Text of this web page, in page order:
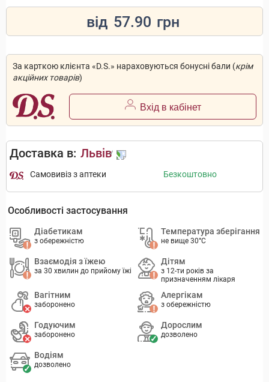
від 57.90 грн
За карткою клієнта «D.S.» нараховуються бонусні бали (крім
акційних товарів)
Вхід в кабінет
Доставка в: Львів
Самовивіз з аптеки Безкоштовно
Особливості застосування
Діабетикам
з обережністю
Температура зберігання
не вище 30°C
Взаємодія з їжею
за 30 хвилин до прийому їжі
Дітям
з 12-ти років за
призначенням лікаря
Вагітним
заборонено
Алергікам
з обережністю
Годуючим
заборонено
Дорослим
дозволено
Водіям
дозволено